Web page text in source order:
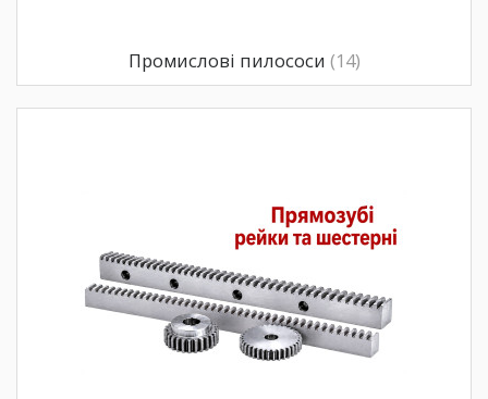
Промислові пилососи (14)